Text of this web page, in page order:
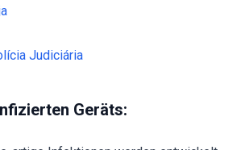
Judiciária
Geräts: